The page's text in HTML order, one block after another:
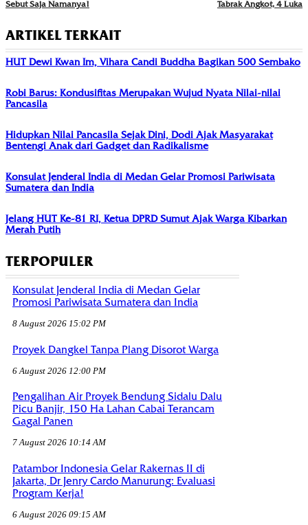
Sebut Saja Namanya!
Tabrak Angkot, 4 Luka
ARTIKEL TERKAIT
HUT Dewi Kwan Im, Vihara Candi Buddha Bagikan 500 Sembako
Robi Barus: Kondusifitas Merupakan Wujud Nyata Nilai-nilai
Pancasila
Hidupkan Nilai Pancasila Sejak Dini, Dodi Ajak Masyarakat
Bentengi Anak dari Gadget dan Radikalisme
Konsulat Jenderal India di Medan Gelar Promosi Pariwisata
Sumatera dan India
Jelang HUT Ke-81 RI, Ketua DPRD Sumut Ajak Warga Kibarkan
Merah Putih
TERPOPULER
Konsulat Jenderal India di Medan Gelar
Promosi Pariwisata Sumatera dan India
8 August 2026 15:02 PM
Proyek Dangkel Tanpa Plang Disorot Warga
6 August 2026 12:00 PM
Pengalihan Air Proyek Bendung Sidalu Dalu
Picu Banjir, 150 Ha Lahan Cabai Terancam
Gagal Panen
7 August 2026 10:14 AM
Patambor Indonesia Gelar Rakernas II di
Jakarta, Dr Jenry Cardo Manurung: Evaluasi
Program Kerja!
6 August 2026 09:15 AM